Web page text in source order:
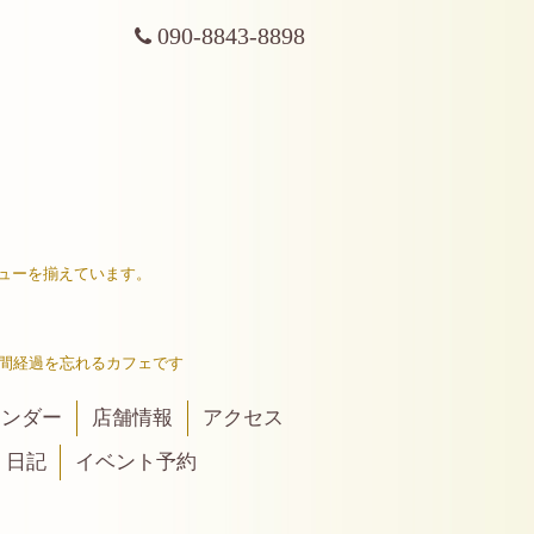
090-8843-8898
を揃えています。
経過を忘れるカフェです
ダー 店舗情報
アクセス
日記
イベント予約